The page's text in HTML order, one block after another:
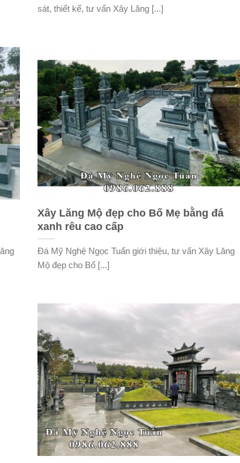
sát, thiết kế, tư vấn Xây Lăng [...]
Xây Lăng Mộ đẹp cho Bố Mẹ bằng đá
xanh rêu cao cấp
Đá Mỹ Nghệ Ngọc Tuấn giới thiệu, tư vấn Xây Lăng
Mộ đẹp cho Bố [...]